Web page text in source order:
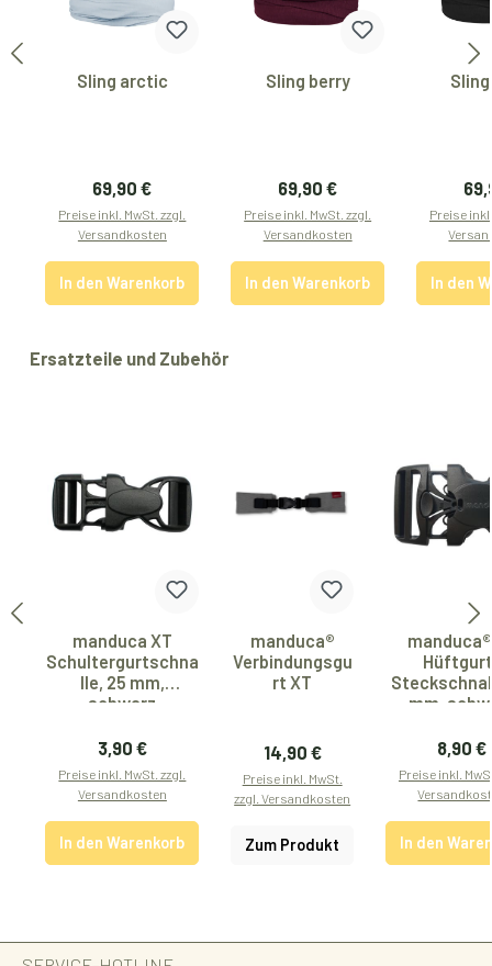
Sling arctic
Regulärer Preis:
69,90 €
Preise inkl. MwSt. zzgl.
Versandkosten
In den Warenkorb
Sling berry
Regulärer Preis:
69,90 €
Preise inkl. MwSt. zzgl.
Versandkosten
In den Warenkorb
Preise
In den
Produktgalerie überspringen
Ersatzteile und Zubehör
manduca XT
Schultergurtschna
lle, 25 mm,
schwarz
Regulärer Preis:
3,90 €
Preise inkl. MwSt. zzgl.
Versandkosten
In den Warenkorb
manduca®
Verbindungsgu
rt XT
Regulärer Preis:
14,90 €
Preise inkl. MwSt.
zzgl. Versandkosten
Zum Produkt
mm,
8,90 €
Preise inkl.
In den